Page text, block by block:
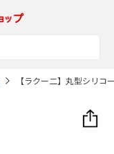
【ラクー二】丸型シリ